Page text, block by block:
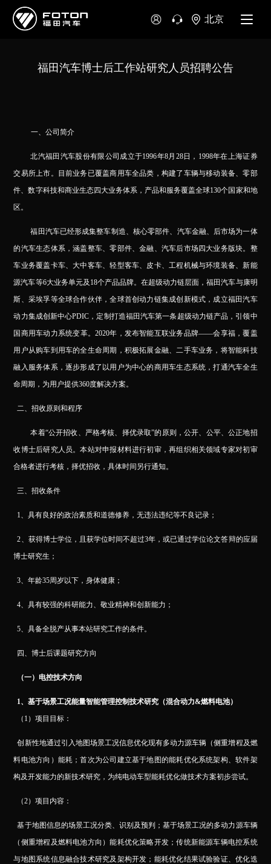
北京
福田汽车博士后工作站研究人员招聘公告
一、公司简介
北汽福田汽车股份有限公司成立于1996年8月28日，1998年在上海证券
交易所上市。目前业务已覆盖商用车全品类，构建了车辆与移动装备、零部
件、数字科技和商业生态四大业务体系，产品和服务覆盖全球130个国家和地
区。
福田汽车已经形成集整车制造、核心零部件、汽车金融、后市场为一体
的汽车生态体系，涵盖整车、零部件、金融、汽车后市场四大业务版块。整
车业务覆盖卡车、大中客车、轻型客车、皮卡、工程机械与环境装备、新能
源汽车等6大业务单元及18个产品品牌。在超级动力链层面，福田汽车与康明
斯、采埃孚等全球合作伙伴，全球首创动力链集成创新模式，成立福田汽车
动力集成创新中心PDIC，定制打造福田汽车第一条超级动力链产品，引领中
国商用车动力系统变革。2020年，发布智能互联业务品牌——会享福，覆盖
用户从购车到用车的全生命周期，积极拓展金融、二手车业务，将智能科技
融入服务体系，逐步形成了以用户为中心的商用车生态系统，打通汽车全生
命周期，为用户提供360度解决方案。
二、招收原则和程序
本着“公开招收、严格考核、择优录取”的原则，公开、公平、公正地招
收博士后研究人员。本站对申报材料进行初审，再组织相关领域专家对初审
合格者进行考核，择优招收，具体时间另行通知。
三、招收条件
1、具有良好的政治素质和道德修养，无违法违纪等不良记录；
2、获得博士学位，且获学位时间不超过3年，或已通过学位论文答辩的应届
博士研究生；
3、年龄35周岁以下，身体健康；
4、具有较强的科研能力、敬业精神和创新能力；
5、具备全脱产从事本站研究工作的条件。
四、博士后课题研究方向
（一）电控技术方向
1、基于场景工况能量智能管理控制技术研究（混合动力&燃料电池）
（1）项目目标：
创新性地通过引入地图场景工况信息优化现有多动力源车辆（侧重增程及燃
料电池方向）能耗；首次为公司建立基于地图的能耗优化系统架构、软件架
构及开发能力的新技术研究，为纯电动车型能耗优化做技术方案初步尝试。
（2）项目内容：
基于地图信息的场景工况分类、识别及预判；基于场景工况的多动力源车辆
（侧重增程及燃料电池方向）能耗优化策略开发；传统新能源车辆电控系统
与地图系统信息融合技术研究及架构开发；能耗优化结果试验验证、优化迭